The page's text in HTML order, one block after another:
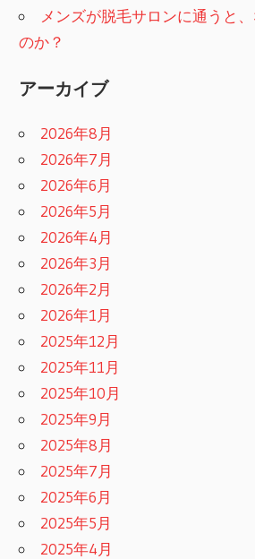
メンズが脱毛サロンに通うと
のか？
アーカイブ
2026年8月
2026年7月
2026年6月
2026年5月
2026年4月
2026年3月
2026年2月
2026年1月
2025年12月
2025年11月
2025年10月
2025年9月
2025年8月
2025年7月
2025年6月
2025年5月
2025年4月